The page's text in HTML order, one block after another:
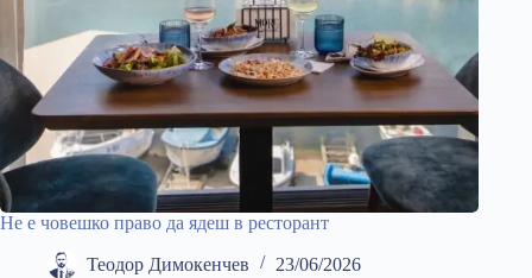
Не е човешко право да ядеш в ресторант
Теодор Димокенчев 23/06/2026